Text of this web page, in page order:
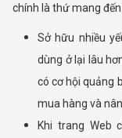
chính là thứ mang
Sở hữu nhiều
dùng ở lại lâu
có cơ hội quảng
mua hàng và
Khi trang Web